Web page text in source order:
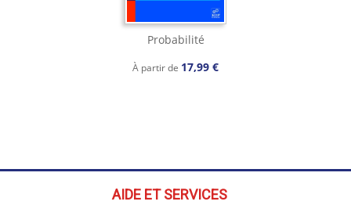
Probabilité
À partir de 17,99 €
AIDE ET SERVICES